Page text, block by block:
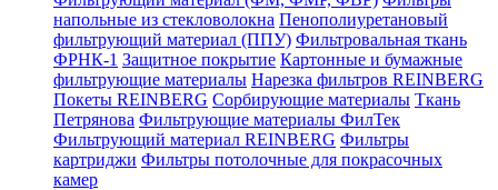
напольные из стекловолокна Пенополиуретановый
фильтрующий материал (ППУ) Фильтровальная ткань
ФРНК-1 Защитное покрытие Картонные и бумажные
фильтрующие материалы Нарезка фильтров REINBERG
Покеты REINBERG Сорбирующие материалы Ткань
Петрянова Фильтрующие материалы ФилТек
Фильтрующий материал REINBERG Фильтры
картриджи Фильтры потолочные для покрасочных
камер